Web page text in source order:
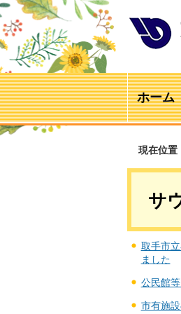
ホーム
現在位置
サ
取手市
ました
公民館
市有施